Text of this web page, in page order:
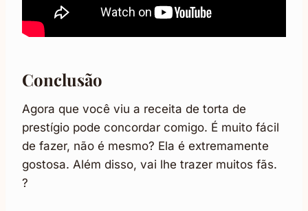
Conclusão
Agora que você viu a receita de torta de
prestígio pode concordar comigo. É muito fácil
de fazer, não é mesmo? Ela é extremamente
gostosa. Além disso, vai lhe trazer muitos fãs.
?